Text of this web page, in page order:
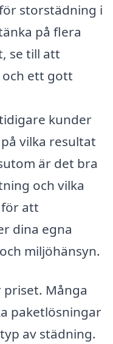
storstädning i
på flera
se till att
ett gott
kunder
vilka resultat
är det bra
och vilka
att
dina egna
miljöhänsyn.
priset. Många
paketlösningar
av städning.